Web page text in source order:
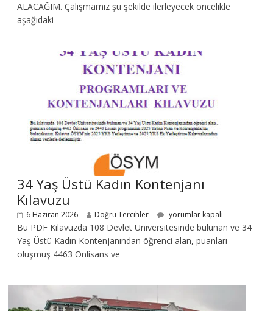
ALACAĞIM. Çalışmamız şu şekilde ilerleyecek öncelikle
aşağıdaki
34 Yaş Üstü Kadın Kontenjanı
Kılavuzu
6 Haziran 2026 Doğru Tercihler yorumlar kapalı
Bu PDF Kılavuzda 108 Devlet Üniversitesinde bulunan ve 34
Yaş Üstü Kadın Kontenjanından öğrenci alan, puanları
oluşmuş 4463 Önlisans ve